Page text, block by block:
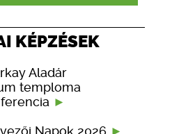
KÉPZÉSEK
Aladár
temploma
Napok 2026